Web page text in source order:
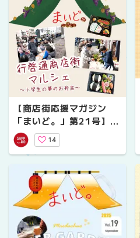
【商店街応援マガジン
「まいど。」第21号】行
啓商店街「マルシェ」～
小学生の夢のお弁当～
14